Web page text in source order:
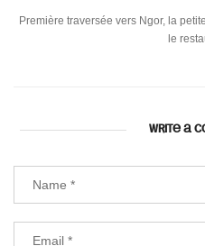
Première traversée vers Ngor, la
le
WRITE A